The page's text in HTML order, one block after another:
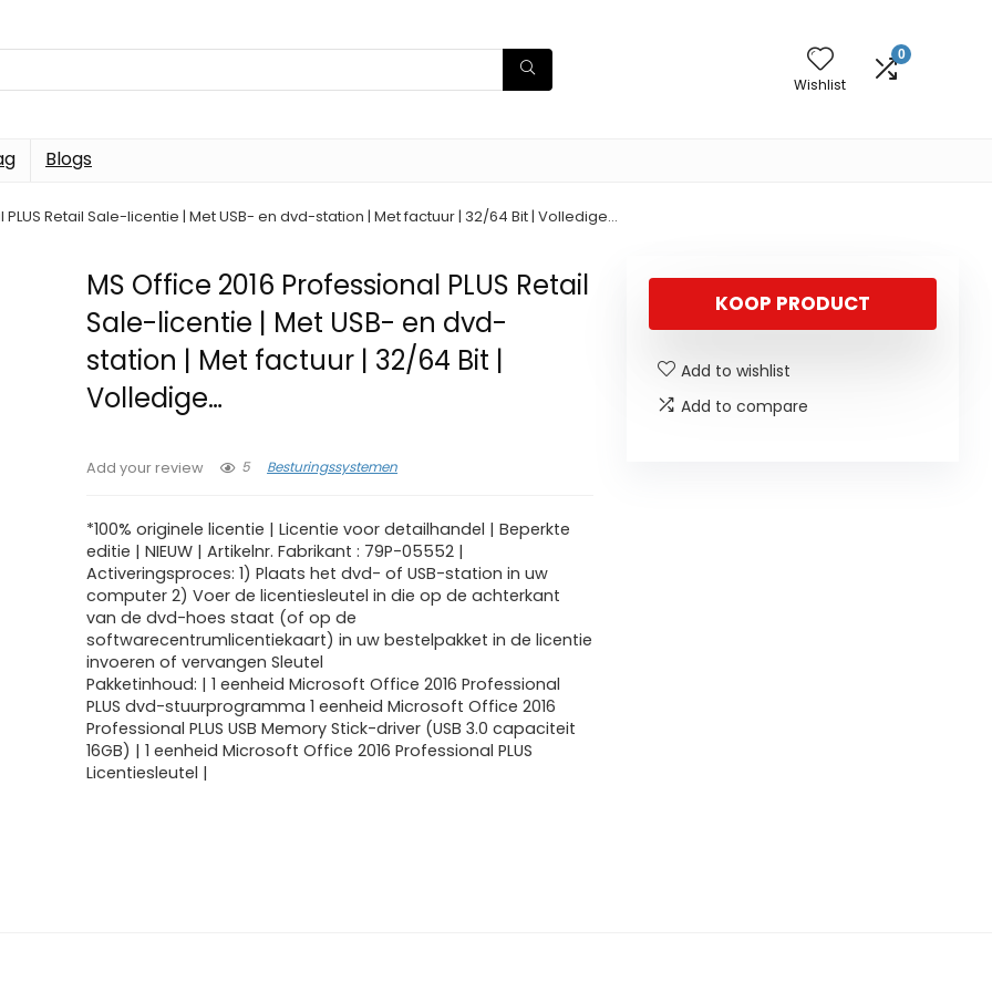
Wishlist
0
Blogs
PLUS Retail Sale-licentie | Met USB- en dvd-station | Met factuur | 32/64 Bit | Volledige…
MS Office 2016 Professional PLUS Retail
Sale-licentie | Met USB- en dvd-
station | Met factuur | 32/64 Bit |
Volledige…
Add your review 5 Besturingssystemen
*100% originele licentie | Licentie voor detailhandel | Beperkte
editie | NIEUW | Artikelnr. Fabrikant : 79P-05552 |
Activeringsproces: 1) Plaats het dvd- of USB-station in uw
computer 2) Voer de licentiesleutel in die op de achterkant
van de dvd-hoes staat (of op de
softwarecentrumlicentiekaart) in uw bestelpakket in de licentie
invoeren of vervangen Sleutel
Pakketinhoud: | 1 eenheid Microsoft Office 2016 Professional
PLUS dvd-stuurprogramma 1 eenheid Microsoft Office 2016
Professional PLUS USB Memory Stick-driver (USB 3.0 capaciteit
16GB) | 1 eenheid Microsoft Office 2016 Professional PLUS
Licentiesleutel |
KOOP PRODUCT
Add to wishlist
Add to compare